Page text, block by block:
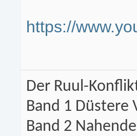
https://
Der Ruul-
Band 1 Düstere
Band 2